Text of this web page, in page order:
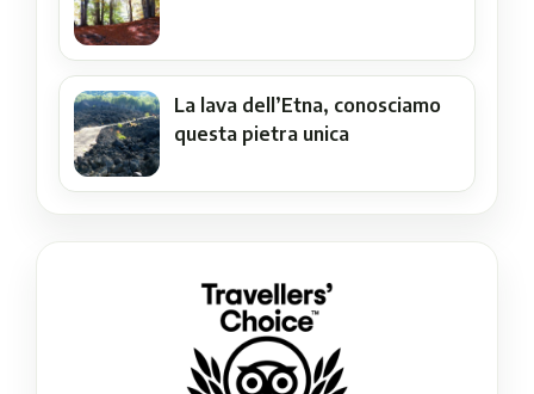
La lava dell’Etna, conosciamo
questa pietra unica